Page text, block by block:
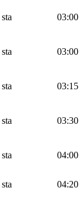
sta 03:00
sta 03:00
sta 03:15
sta 03:30
sta 04:00
sta 04:20